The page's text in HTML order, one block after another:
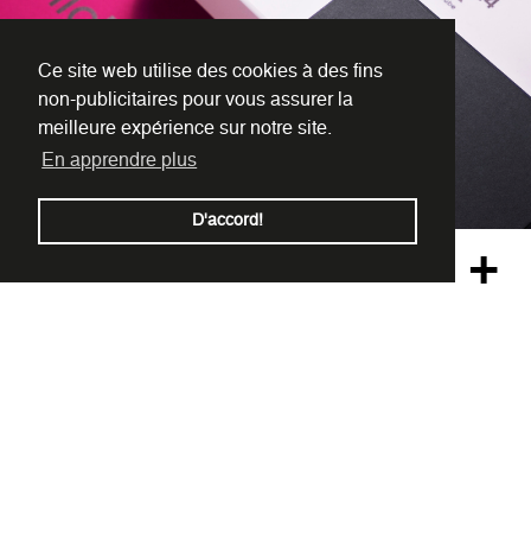
Ce site web utilise des cookies à des fins
non-publicitaires pour vous assurer la
meilleure expérience sur notre site.
En apprendre plus
D'accord!
+